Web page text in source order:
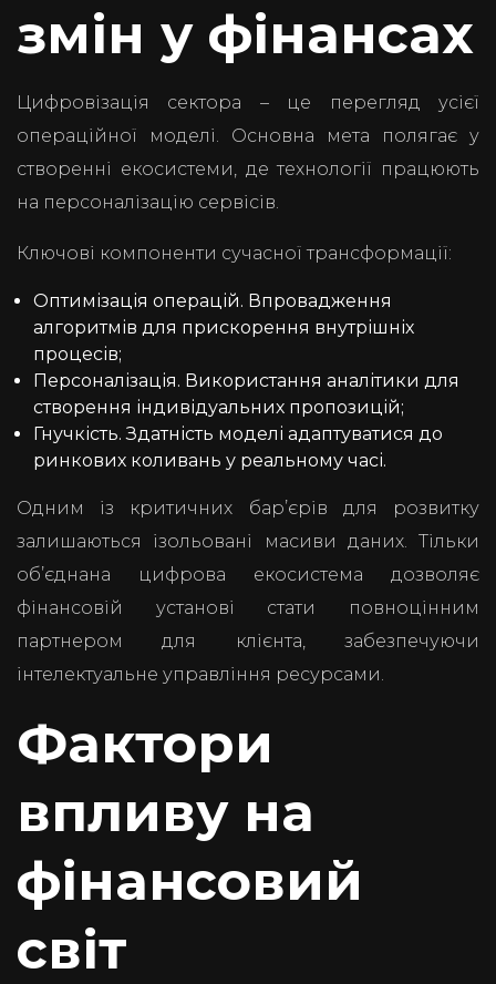
змін у фінансах
Цифровізація сектора – це перегляд усієї
операційної моделі. Основна мета полягає у
створенні екосистеми, де технології працюють
на персоналізацію сервісів.
Ключові компоненти сучасної трансформації:
Оптимізація операцій. Впровадження
алгоритмів для прискорення внутрішніх
процесів;
Персоналізація. Використання аналітики для
створення індивідуальних пропозицій;
Гнучкість. Здатність моделі адаптуватися до
ринкових коливань у реальному часі.
Одним із критичних бар’єрів для розвитку
залишаються ізольовані масиви даних. Тільки
об’єднана цифрова екосистема дозволяє
фінансовій установі стати повноцінним
партнером для клієнта, забезпечуючи
інтелектуальне управління ресурсами.
Фактори
впливу на
фінансовий
світ